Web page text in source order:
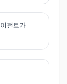
전트가